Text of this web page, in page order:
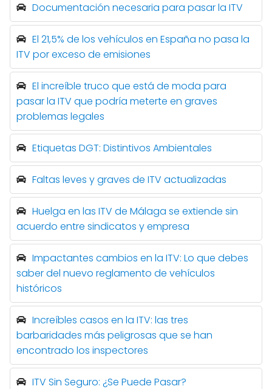
Documentación necesaria para pasar la ITV
El 21,5% de los vehículos en España no pasa la
ITV por exceso de emisiones
El increíble truco que está de moda para
pasar la ITV que podría meterte en graves
problemas legales
Etiquetas DGT: Distintivos Ambientales
Faltas leves y graves de ITV actualizadas
Huelga en las ITV de Málaga se extiende sin
acuerdo entre sindicatos y empresa
Impactantes cambios en la ITV: Lo que debes
saber del nuevo reglamento de vehículos
históricos
Increíbles casos en la ITV: las tres
barbaridades más peligrosas que se han
encontrado los inspectores
ITV Sin Seguro: ¿Se Puede Pasar?